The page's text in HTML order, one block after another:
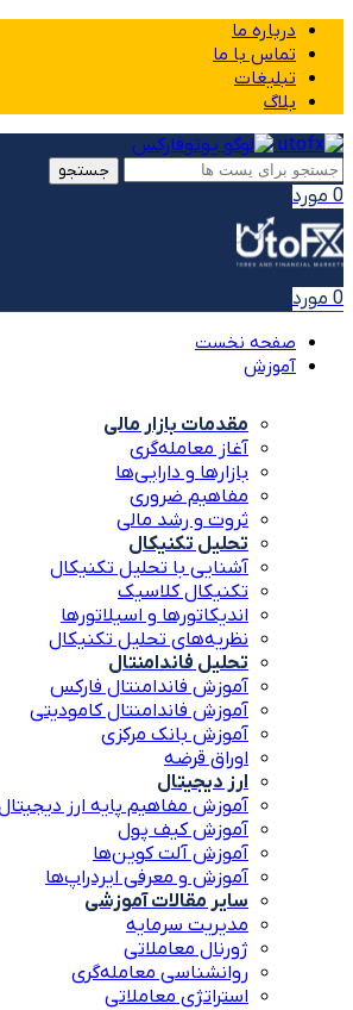
درباره ما
تماس با ما
تبلیغات
بلاگ
جستجو
0 مورد
0 مورد
صفحه نخست
آموزش
مقدمات بازار مالی
آغاز معامله‌گری
بازارها و دارایی‌ها
مفاهیم ضروری
ثروت و رشد مالی
تحلیل تکنیکال
آشنایی با تحلیل تکنیکال
تکنیکال کلاسیک
اندیکاتورها و اسیلاتورها
نظریه‌های تحلیل تکنیکال
تحلیل فاندامنتال
آموزش فاندامنتال فارکس
آموزش فاندامنتال کامودیتی
آموزش بانک مرکزی
اوراق قرضه
ارز دیجیتال
آموزش مفاهیم پایه ارز
آموزش کیف پول
آموزش آلت کوین‌ها
آموزش و معرفی ایردراپ‌ها
سایر مقالات آموزشی
مدیریت سرمایه
ژورنال معاملاتی
روانشناسی معامله‌گری
استراتژی معاملاتی